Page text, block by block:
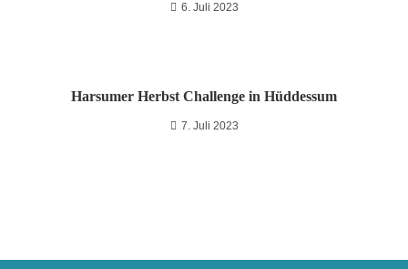
6. Juli 2023
Harsumer Herbst Challenge in Hüddessum
7. Juli 2023